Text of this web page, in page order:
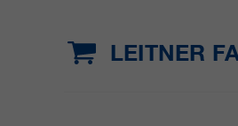
LEITNER